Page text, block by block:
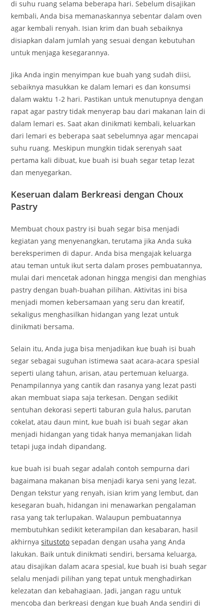
di suhu ruang selama beberapa hari. Sebelum disajikan
kembali, Anda bisa memanaskannya sebentar dalam oven
agar kembali renyah. Isian krim dan buah sebaiknya
disiapkan dalam jumlah yang sesuai dengan kebutuhan
untuk menjaga kesegarannya.
Jika Anda ingin menyimpan kue buah yang sudah diisi,
sebaiknya masukkan ke dalam lemari es dan konsumsi
dalam waktu 1-2 hari. Pastikan untuk menutupnya dengan
rapat agar pastry tidak menyerap bau dari makanan lain di
dalam lemari es. Saat akan dinikmati kembali, keluarkan
dari lemari es beberapa saat sebelumnya agar mencapai
suhu ruang. Meskipun mungkin tidak serenyah saat
pertama kali dibuat, kue buah isi buah segar tetap lezat
dan menyegarkan.
Keseruan dalam Berkreasi dengan Choux
Pastry
Membuat choux pastry isi buah segar bisa menjadi
kegiatan yang menyenangkan, terutama jika Anda suka
bereksperimen di dapur. Anda bisa mengajak keluarga
atau teman untuk ikut serta dalam proses pembuatannya,
mulai dari mencetak adonan hingga mengisi dan menghias
pastry dengan buah-buahan pilihan. Aktivitas ini bisa
menjadi momen kebersamaan yang seru dan kreatif,
sekaligus menghasilkan hidangan yang lezat untuk
dinikmati bersama.
Selain itu, Anda juga bisa menjadikan kue buah isi buah
segar sebagai suguhan istimewa saat acara-acara spesial
seperti ulang tahun, arisan, atau pertemuan keluarga.
Penampilannya yang cantik dan rasanya yang lezat pasti
akan membuat siapa saja terkesan. Dengan sedikit
sentuhan dekorasi seperti taburan gula halus, parutan
cokelat, atau daun mint, kue buah isi buah segar akan
menjadi hidangan yang tidak hanya memanjakan lidah
tetapi juga indah dipandang.
kue buah isi buah segar adalah contoh sempurna dari
bagaimana makanan bisa menjadi karya seni yang lezat.
Dengan tekstur yang renyah, isian krim yang lembut, dan
kesegaran buah, hidangan ini menawarkan pengalaman
rasa yang tak terlupakan. Walaupun pembuatannya
membutuhkan sedikit keterampilan dan kesabaran, hasil
akhirnyasitustoto sepadan dengan usaha yang Anda
lakukan. Baik untuk dinikmati sendiri, bersama keluarga,
atau disajikan dalam acara spesial, kue buah isi buah segar
selalu menjadi pilihan yang tepat untuk menghadirkan
kelezatan dan kebahagiaan. Jadi, jangan ragu untuk
mencoba dan berkreasi dengan kue buah Anda sendiri di